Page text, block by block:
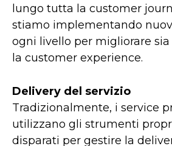
lungo tutta la customer
stiamo implementando
ogni livello per migliorare
la customer experience.
Delivery del servizio
Tradizionalmente, i service
utilizzano gli strumenti
disparati per gestire la